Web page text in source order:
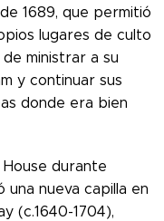
1689, que permitió
lugares de culto
ministrar a su
y continuar sus
donde era bien
durante
una nueva capilla en
(c.1640-1704),